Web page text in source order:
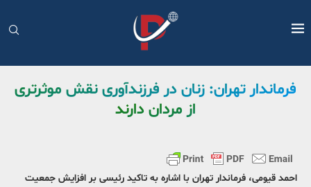
فرماندار تهران: زنان در فرزندآوری نقش موثرتری
از مردان دارند
احمد قیومی، فرماندار تهران با اشاره به تاکید رئیسی بر افزایش جمعیت